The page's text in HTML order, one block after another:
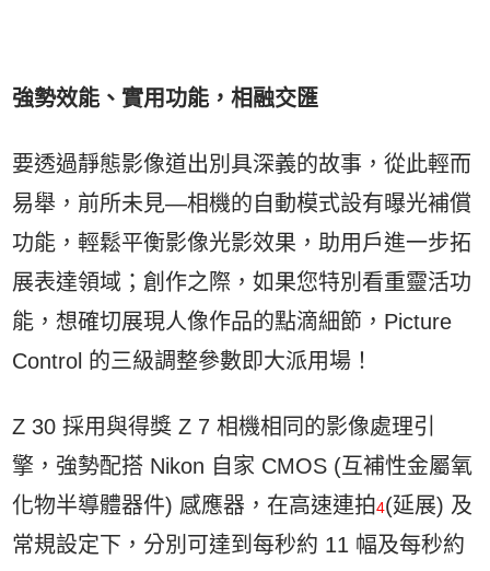
強勢效能、實用功能，相融交匯
要透過靜態影像道出別具深義的故事，從此輕而
易舉，前所未見—相機的自動模式設有曝光補償
功能，輕鬆平衡影像光影效果，助用戶進一步拓
展表達領域；創作之際，如果您特別看重靈活功
能，想確切展現人像作品的點滴細節，Picture
Control 的三級調整參數即大派用場！
Z 30 採用與得獎 Z 7 相機相同的影像處理引
擎，強勢配搭 Nikon 自家 CMOS (互補性金屬氧
化物半導體器件) 感應器，在高速連拍4(延展) 及
常規設定下，分別可達到每秒約 11 幅及每秒約